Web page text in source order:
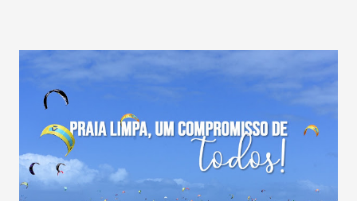
Legislativa do Estado do Ceará (AL-CE), com realização do
Sistema Verdes Mares (SVM). Ao todo, serão cinco
encontros realizados em diferentes bairros de Fortaleza
até o fim deste ano. Realizado aos sábados, o evento
encerra as ações de mobilização promovidas pelo projeto a
partir de rodas de conversa e oficinas de DJ e grafitagem,
realizadas em escolas, igrejas e equipamentos públicos com